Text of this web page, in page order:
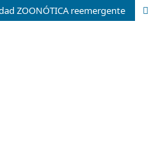
ZOONÓTICA reemergente